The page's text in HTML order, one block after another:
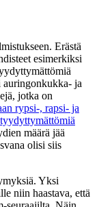
Erästä
esimerkiksi
auringonkukka- ja
jotka on
rypsi-, rapsi- ja
määrä jää
olisi siis
Yksi
niin haastava, että